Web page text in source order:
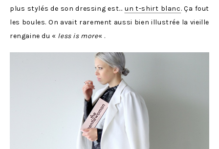
plus stylés de son dressing est… un t-shirt blanc. Ça fout
les boules. On avait rarement aussi bien illustrée la vieille
rengaine du « less is more« .